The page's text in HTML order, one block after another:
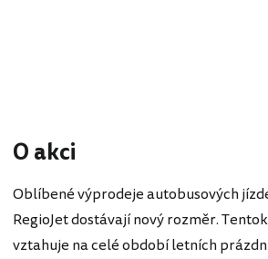
O akci
Oblíbené výprodeje autobusových
RegioJet dostávají nový rozměr.
vztahuje na celé období letních